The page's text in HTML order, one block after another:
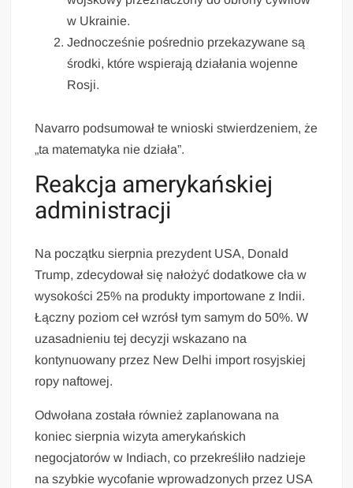
w Ukrainie.
Jednocześnie pośrednio przekazywane są
środki, które wspierają działania wojenne
Rosji.
Navarro podsumował te wnioski stwierdzeniem, że
„ta matematyka nie działa”.
Reakcja amerykańskiej
administracji
Na początku sierpnia prezydent USA, Donald
Trump, zdecydował się nałożyć dodatkowe cła w
wysokości 25% na produkty importowane z Indii.
Łączny poziom ceł wzrósł tym samym do 50%. W
uzasadnieniu tej decyzji wskazano na
kontynuowany przez New Delhi import rosyjskiej
ropy naftowej.
Odwołana została również zaplanowana na
koniec sierpnia wizyta amerykańskich
negocjatorów w Indiach, co przekreśliło nadzieje
na szybkie wycofanie wprowadzonych przez USA